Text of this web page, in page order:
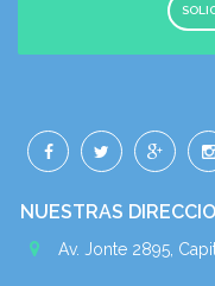
NUESTRAS
Av. Jonte 2895,